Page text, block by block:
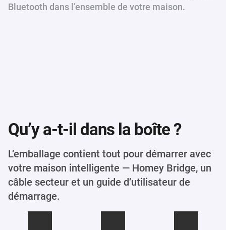
Bluetooth dans l’ensemble de votre maison.
Qu’y a-t-il dans la boîte ?
L’emballage contient tout pour démarrer avec
votre maison intelligente — Homey Bridge, un
câble secteur et un guide d’utilisateur de
démarrage.